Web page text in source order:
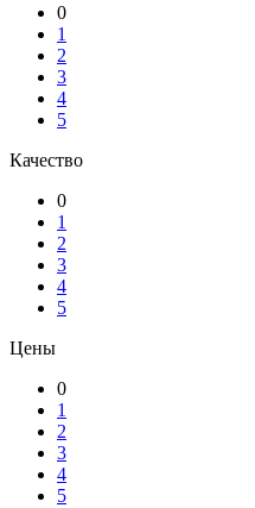
0
1
2
3
4
5
Качество
0
1
2
3
4
5
Цены
0
1
2
3
4
5